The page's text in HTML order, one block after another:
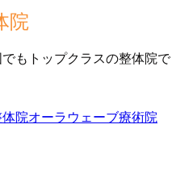
院
もトップクラスの整体院で
院オーラウェーブ療術院